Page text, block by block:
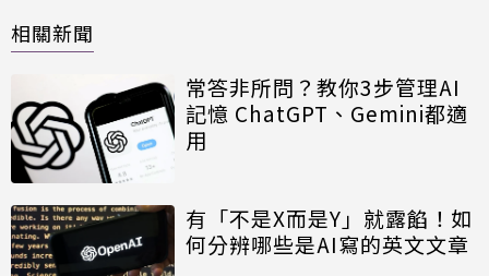
相關新聞
常答非所問？教你3步管理AI
記憶 ChatGPT、Gemini都適
用
有「不是X而是Y」就露餡！如
何分辨哪些是AI寫的英文文章